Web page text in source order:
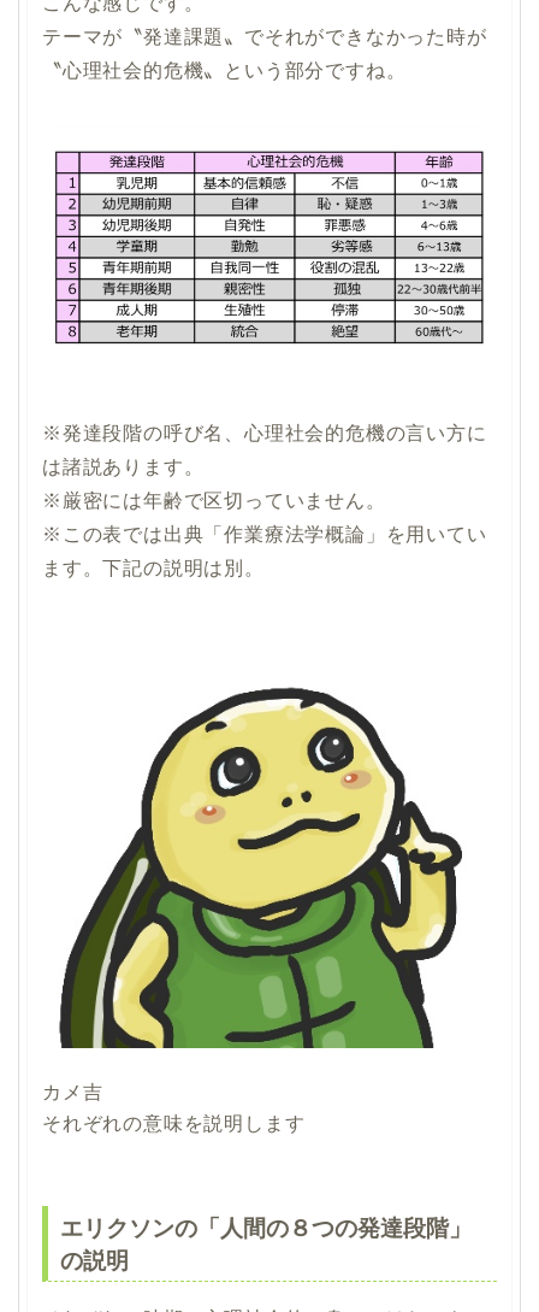
テーマが〝発達課題〟でそれができなかった時が
〝心理社会的危機〟という部分ですね。
※発達段階の呼び名、心理社会的危機の言い方に
は諸説あります。
※厳密には年齢で区切っていません。
※ この表では出典「作業療法学概論」を用いてい
ます。下記の説明は別。
カメ吉
それぞれの意味を説明します
エリクソンの「人間の８つの発達段階」
の説明